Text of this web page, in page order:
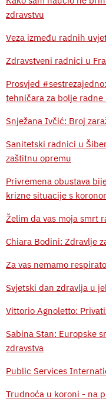
zdravstvu
Veza između radnih
Zdravstveni radnici u
Prosvjed
tehničara za bolje radne
Snježana Ivčić: Broj
Sanitetski radnici u
zaštitnu opremu
Privremena obustava
krizne situacije s
Želim da vas moja smrt
Chiara Bodini: Zdravlje
Za vas nemamo
Svjetski dan zdravlja u
Vittorio Agnoletto:
Sabina Stan: Europske
zdravstva
Public Services
Trudnoća u koroni - na